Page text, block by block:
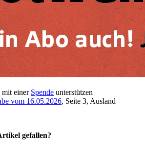
mit einer Spende unterstützen
vom 16.05.2026, Seite 3, Ausland
gefallen?